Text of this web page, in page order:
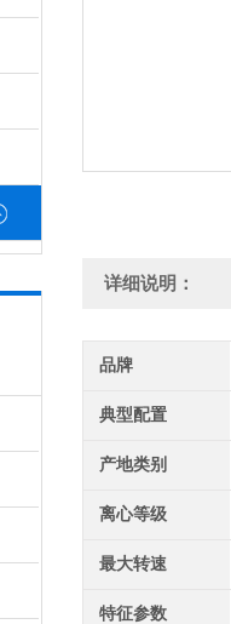
详细说明：
品牌
典型配置
产地类别
离心等级
最大转速
特征参数